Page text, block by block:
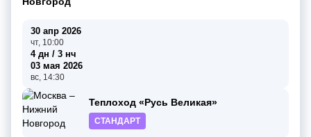
30 апр 2026
чт, 10:00
4 дн / 3 нч
03 мая 2026
вс, 14:30
Теплоход «Русь Великая»
СТАНДАРТ